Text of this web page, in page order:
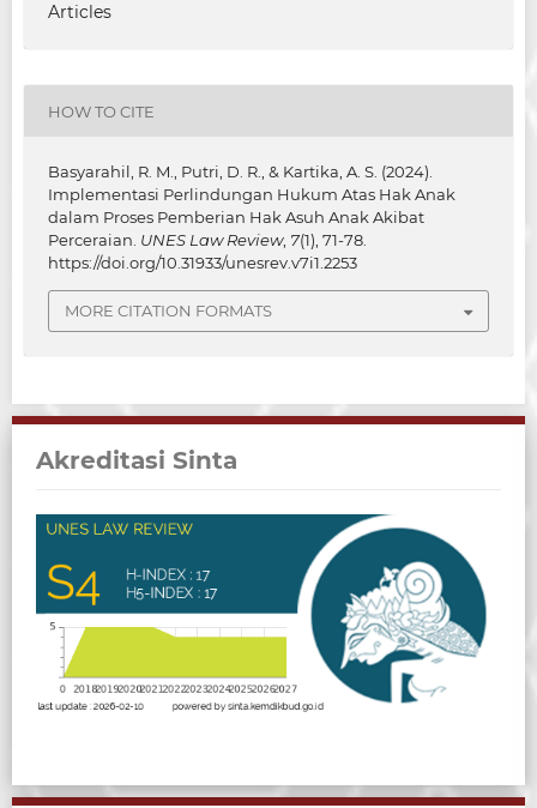
Articles
HOW TO CITE
Basyarahil, R. M., Putri, D. R., & Kartika, A. S. (2024).
Implementasi Perlindungan Hukum Atas Hak Anak
dalam Proses Pemberian Hak Asuh Anak Akibat
Perceraian. UNES Law Review, 7(1), 71-78.
https://doi.org/10.31933/unesrev.v7i1.2253
MORE CITATION FORMATS
Akreditasi Sinta